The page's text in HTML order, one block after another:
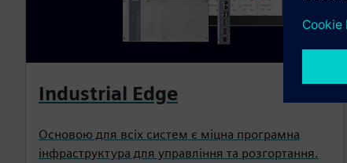
Industrial Edge
Основою для всіх систем є міцна програмна
інфраструктура для управління та розгортання.